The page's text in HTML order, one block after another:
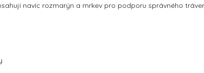
navíc rozmarýn a mrkev pro podporu správného